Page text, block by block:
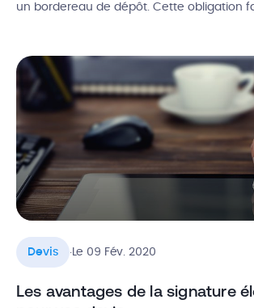
un bordereau de dépôt. Cette obligation
sensibiliser les maîtres d’ouvrage sur la
Devis .Le 09 Fév. 2020
Les avantages de la signature